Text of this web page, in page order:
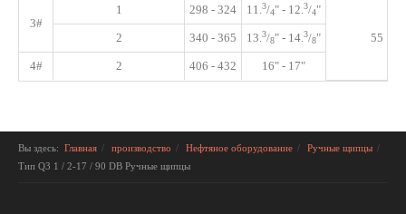
3#
1 298 - 324 11.3/4" - 12.3/4"
55
2 340 - 365 13.3/8" - 14.3/8"
4# 2 406 - 432 16" - 17"
Вы здесь: Главная производство Нефтяное оборудование
Ручные щипцы
Тип Q3 1 / 2-17 / 90 DB Ручные щипцы